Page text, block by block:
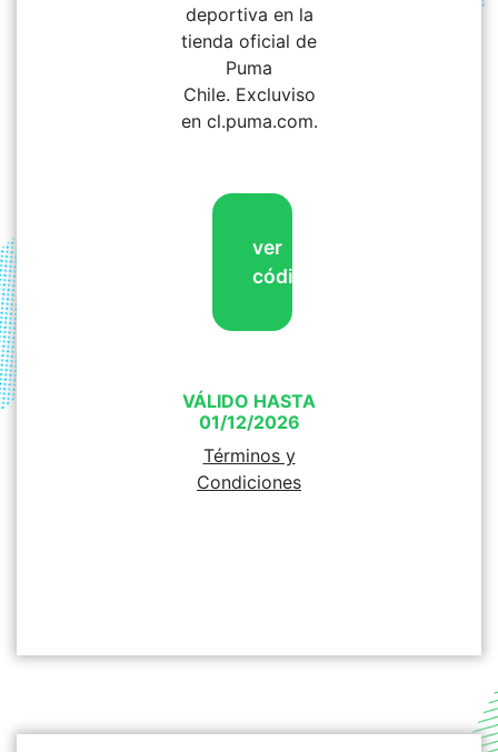
deportiva en la
tienda oficial de
Puma
Chile. Excluviso
en cl.puma.com.
ver
código
VÁLIDO HASTA
01/12/2026
Términos y
Condiciones